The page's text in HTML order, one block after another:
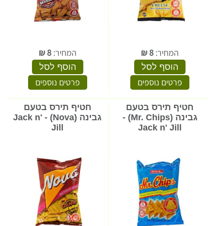
המחיר: 8
₪
הוסף לסל
פרטים נוספים
המחיר:8
₪
הוסף לסל
פרטים נוספים
חטיף תירס בטעם
גבינה (Mr. Chips) -
Jack n' Jill
חטיף תירס בטעם
גבינה (Nova) - Jack n'
Jill